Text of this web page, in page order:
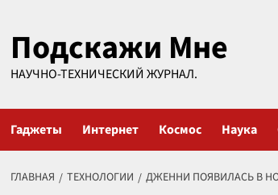
содержимому
Подскажи Мне
НАУЧНО-ТЕХНИЧЕСКИЙ ЖУРНАЛ.
Гаджеты Интернет Космос Наука
ГЛАВНАЯ ТЕХНОЛОГИИ ДЖЕННИ ПОЯВИЛАСЬ В